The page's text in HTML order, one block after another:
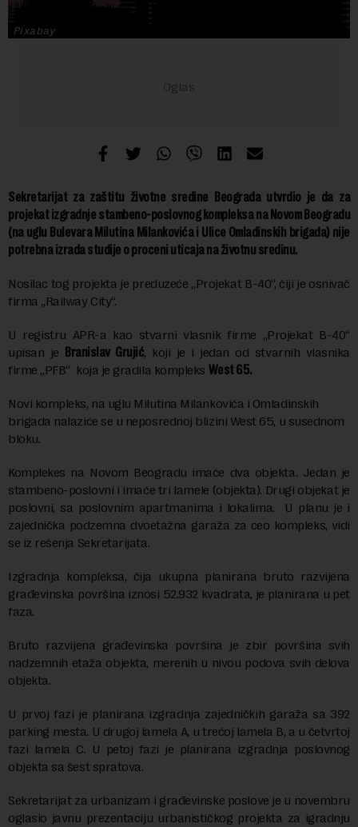
Pixabay
Sekretarijat za zaštitu životne sredine Beograda utvrdio je da za
projekat izgradnje stambeno-poslovnog kompleksa na Novom Beogradu
(na uglu Bulevara Milutina Milankovića i Ulice Omladinskih brigada) nije
potrebna izrada studije o proceni uticaja na životnu sredinu.
Nosilac tog projekta je preduzeće „Projekat B-40“, čiji je osnivač
firma „Railway City“.
U registru APR-a kao stvarni vlasnik firme „Projekat B-40“
upisan je Branislav Grujić, koji je i jedan od stvarnih vlasnika
firme „PFB“ koja je gradila kompleks West 65.
Novi kompleks, na uglu Milutina Milankovića i Omladinskih
brigada nalaziće se u neposrednoj blizini West 65, u susednom
bloku.
Komplekes na Novom Beogradu imaće dva objekta. Jedan je
stambeno-poslovni i imaće tri lamele (objekta). Drugi objekat je
poslovni, sa poslovnim apartmanima i lokalima. U planu je i
zajednička podzemna dvoetažna garaža za ceo kompleks, vidi
se iz rešenja Sekretarijata.
Izgradnja kompleksa, čija ukupna planirana bruto razvijena
građevinska površina iznosi 52.932 kvadrata, je planirana u pet
faza.
Bruto razvijena građevinska površina je zbir površina svih
nadzemnih etaža objekta, merenih u nivou podova svih delova
objekta.
U prvoj fazi je planirana izgradnja zajedničkih garaža sa 392
parking mesta. U drugoj lamela A, u trećoj lamela B, a u četvrtoj
fazi lamela C. U petoj fazi je planirana izgradnja poslovnog
objekta sa šest spratova.
Sekretarijat za urbanizam i građevinske poslove je u novembru
oglasio javnu prezentaciju urbanističkog projekta za igradnju